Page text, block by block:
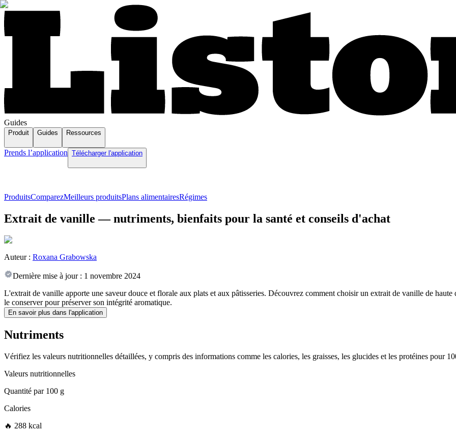
Guides
Produit Guides Ressources
Prends l’application Télécharger l'application
ProduitsComparezMeilleurs produitsPlans alimentairesRégimes
Extrait de vanille — nutriments, bienfaits pour la santé et conseils d'achat
Auteur : Roxana Grabowska
Dernière mise à jour : 1 novembre 2024
L'extrait de vanille apporte une saveur douce et florale aux plats et aux pâtisseries. Découvrez comment choisir un extrait de vanille de
le conserver pour préserver son intégrité aromatique.
En savoir plus dans l'application
Nutriments
Vérifiez les valeurs nutritionnelles détaillées, y compris des informations comme les calories, les graisses, les glucides et les protéines pour
Valeurs nutritionnelles
Quantité par100 g
Calories
🔥 288 kcal